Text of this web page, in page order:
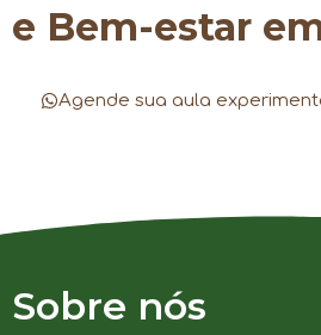
e Bem-estar
Agende sua aula
Sobre nós